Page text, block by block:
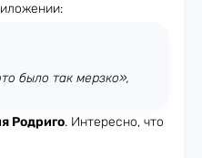
было так мерзко»,
Родриго. Интересно, что